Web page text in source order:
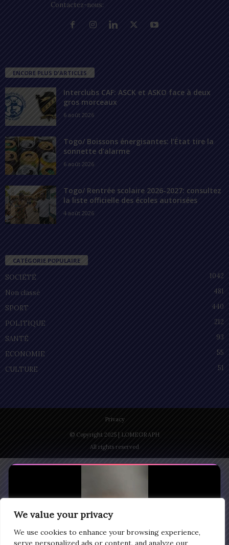
We value your privacy
We use cookies to enhance your browsing experience,
serve personalized ads or content, and analyze our
Contactez-nous:
ENCORE PLUS D'ARTICLES
Interclubs CAF: ASCK et ASKO face à deux
gros morceaux
6 août 2026
Togo/ Boissons énergisantes: l’État tire la
sonnette d’alarme
6 août 2026
Togo/ Rentrée scolaire 2026-2027: consultez
la liste officielle des écoles autorisées
4 août 2026
CATÉGORIE POPULAIRE
SOCIÉTÉ
1042
Non classé
481
SPORT
440
POLITIQUE
212
SANTÉ
93
ECONOMIE
55
CULTURE
51
Privacy
© Copyright 2025 | LOMEGRAPH
All rights reserved